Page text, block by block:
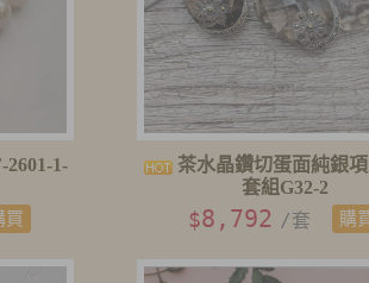
1-
買
茶水晶鑽切蛋面純銀
套組G32-2
$8,792 /套 購